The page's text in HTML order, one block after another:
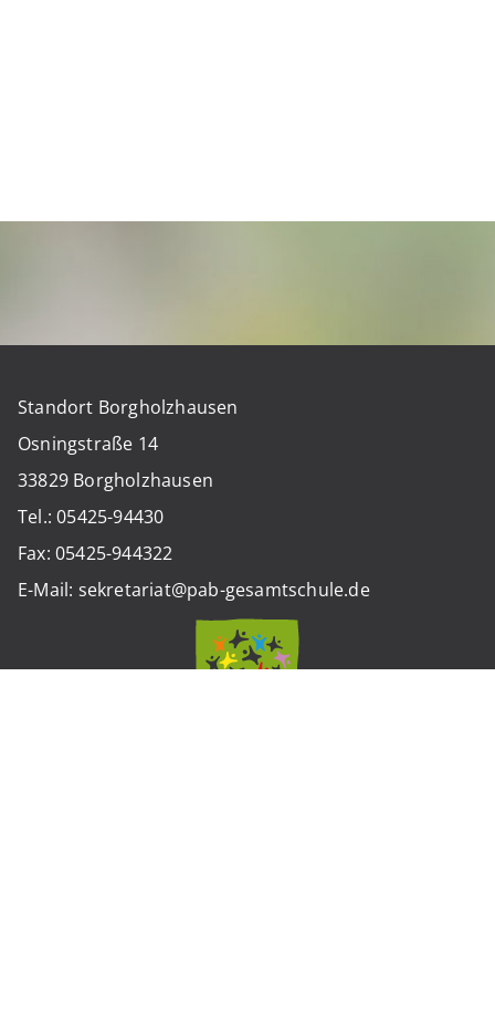
Standort Borgholzhausen
Osningstraße 14
33829 Borgholzhausen
Tel.: 05425-94430
Fax: 05425-944322
E-Mail: sekretariat@pab-gesamtschule.de